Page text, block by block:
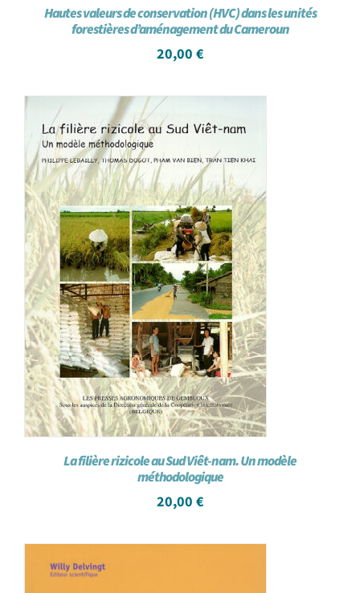
Hautes valeurs de conservation (HVC) dans les unités
forestières d’aménagement du Cameroun
20,00 €
La filière rizicole au Sud Viêt-nam. Un modèle
méthodologique
20,00 €